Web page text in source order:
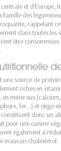
et d'Europe,
famille des
rappelant
dans toutes les
être
une source de
riches en
en minéraux
fer...) et oligo-
constituent donc un
pour une cuisine
également à
mauvais cholestérol.